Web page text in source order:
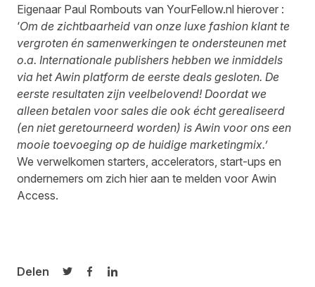
Eigenaar Paul Rombouts van YourFellow.nl hierover :
‘Om de zichtbaarheid van onze luxe fashion klant te
vergroten én samenwerkingen te ondersteunen met
o.a. Internationale publishers hebben we inmiddels
via het Awin platform de eerste deals gesloten. De
eerste resultaten zijn veelbelovend! Doordat we
alleen betalen voor sales die ook écht gerealiseerd
(en niet geretourneerd worden) is Awin voor ons een
mooie toevoeging op de huidige marketingmix.’
We verwelkomen starters, accelerators, start-ups en
ondernemers om zich hier aan te melden voor Awin
Access.
Delen
Delen op Twitter
Delen op Facebook
Delen op LinkedIn